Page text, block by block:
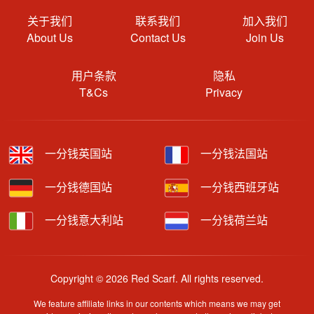
关于我们
About Us
联系我们
Contact Us
加入我们
Join Us
用户条款
T&Cs
隐私
Privacy
一分钱英国站 一分钱法国站
一分钱德国站 一分钱西班牙站
一分钱意大利站 一分钱荷兰站
Copyright © 2026 Red Scarf. All rights reserved.
We feature affiliate links in our contents which means we may get